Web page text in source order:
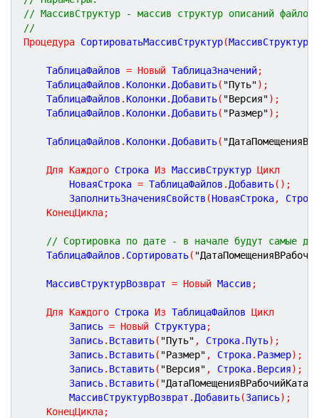
// МассивСтруктур - массив структур описаний файлов.
//
Процедура СортироватьМассивСтруктур(МассивСтруктур
	ТаблицаФайлов
= Новый ТаблицаЗначений;
	ТаблицаФайлов
. Колонки. Добавить( "Путь") ;
	ТаблицаФайлов
. Колонки. Добавить( "Версия") ;
	ТаблицаФайлов
. Колонки. Добавить( "Размер") ;
	ТаблицаФайлов
. Колонки. Добавить(
Для Каждого Строка Из МассивСтруктур Цикл
		НоваяСтрока
= ТаблицаФайлов . Добавить( ) ;
		ЗаполнитьЗначенияСвойств
(НоваяСтрока, Строка
КонецЦикла;
// Сортировка по дате - в начале будут самые
	ТаблицаФайлов
. Сортировать(
	МассивСтруктурВозврат
= Новый Массив ;
Для Каждого Строка Из ТаблицаФайлов Цикл
		Запись
= Новый Структура;
		Запись
. Вставить( "Путь" , Строка. Путь) ;
		Запись
. Вставить( "Размер" , Строка. Размер) ;
		Запись
. Вставить( "Версия" , Строка. Версия) ;
		Запись
. Вставить(
		МассивСтруктурВозврат
. Добавить(Запись) ;
КонецЦикла;